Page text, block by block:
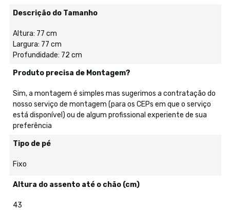
Descrição do Tamanho
Altura: 77 cm
Largura: 77 cm
Profundidade: 72 cm
Produto precisa de Montagem?
Sim, a montagem é simples mas sugerimos a contratação do
nosso serviço de montagem (para os CEPs em que o serviço
está disponível) ou de algum profissional experiente de sua
preferência
Tipo de pé
Fixo
Altura do assento até o chão (cm)
43